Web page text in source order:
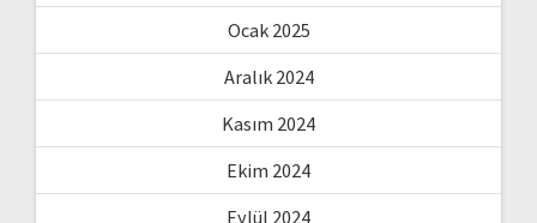
Ocak 2025
Aralık 2024
Kasım 2024
Ekim 2024
Eylül 2024